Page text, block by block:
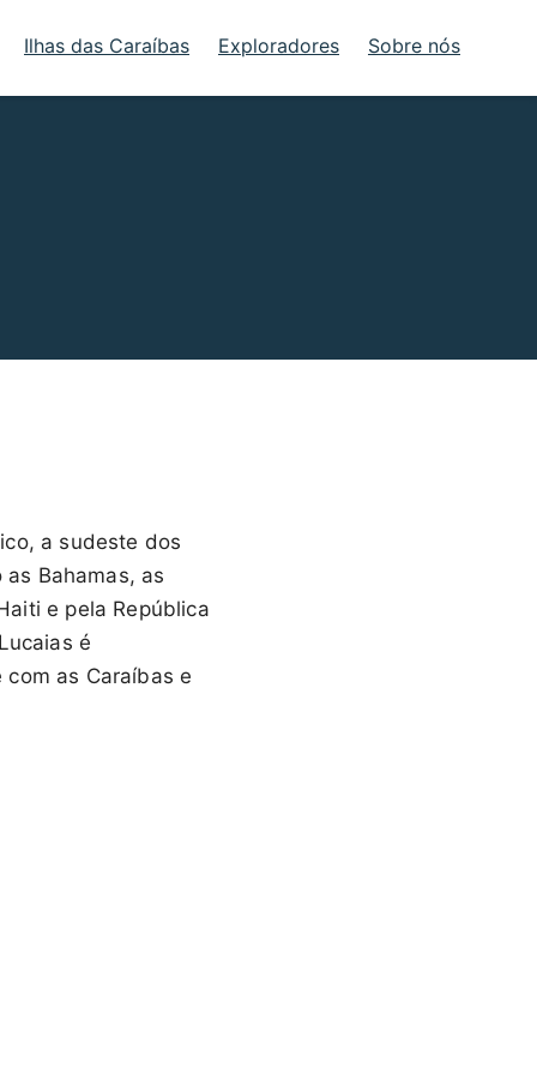
Ilhas das Caraíbas Exploradores Sobre nós
a sudeste dos
Bahamas, as
e pela República
é
as Caraíbas e